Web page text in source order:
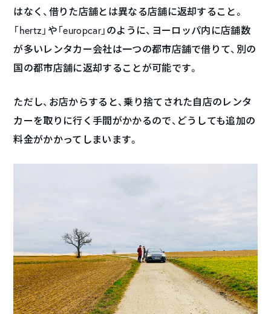
はなく、借りた店舗とは異なる店舗に返却すること。
「hertz」や「europcar」のように、ヨーロッパ内に店舗数
が多いレンタカー会社は一つの都市店舗で借りて、別の
国の都市店舗に返却することが可能です。
ただし、お店からすると、乗り捨てされた自店のレンタ
カーを取りに行く手間がかかるので、どうしても追加の
料金がかかってしまいます。